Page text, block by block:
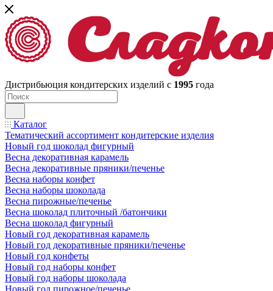
Дистрибьюция кондитерских изделий с 1995 года
Каталог
Тематический ассортимент кондитерские изделия
Новый год шоколад фигурный
Весна декоративная карамель
Весна декоративные пряники/печенье
Весна наборы конфет
Весна наборы шоколада
Весна пирожные/печенье
Весна шоколад плиточный /батончики
Весна шоколад фигурный
Новый год декоративная карамель
Новый год декоративные пряники/печенье
Новый год конфеты
Новый год наборы конфет
Новый год наборы шоколада
Новый год пирожное/печенье